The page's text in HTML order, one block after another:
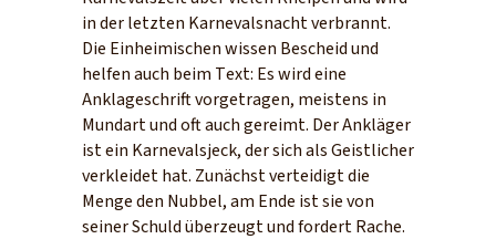
in der letzten Karnevalsnacht verbrannt.
Die Einheimischen wissen Bescheid und
helfen auch beim Text: Es wird eine
Anklageschrift vorgetragen, meistens in
Mundart und oft auch gereimt. Der Ankläger
ist ein Karnevalsjeck, der sich als Geistlicher
verkleidet hat. Zunächst verteidigt die
Menge den Nubbel, am Ende ist sie von
seiner Schuld überzeugt und fordert Rache.